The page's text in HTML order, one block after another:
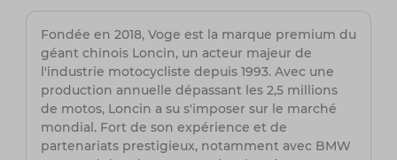
Fondée en 2018, Voge est la marque premium du
géant chinois Loncin, un acteur majeur de
l'industrie motocycliste depuis 1993. Avec une
production annuelle dépassant les 2,5 millions
de motos, Loncin a su s'imposer sur le marché
mondial. Fort de son expérience et de
partenariats prestigieux, notamment avec BMW